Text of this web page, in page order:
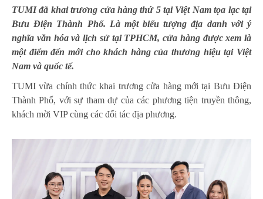
TUMI đã khai trương cửa hàng thứ 5 tại Việt Nam tọa lạc tại
Bưu Điện Thành Phố. Là một biểu tượng địa danh với ý
nghĩa văn hóa và lịch sử tại TPHCM, cửa hàng được xem là
một điểm đến mới cho khách hàng của thương hiệu tại Việt
Nam và quốc tế.
TUMI vừa chính thức khai trương cửa hàng mới tại Bưu Điện
Thành Phố, với sự tham dự của các phương tiện truyền thông,
khách mời VIP cùng các đối tác địa phương.